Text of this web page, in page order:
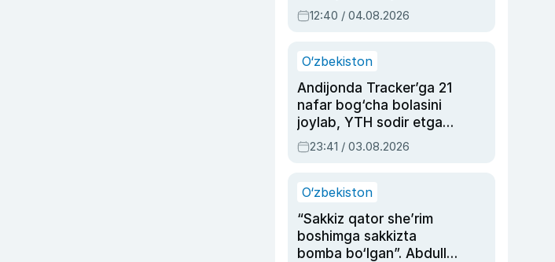
intellektni boshqara
olmay qolishidan xavotir
12:40 / 04.08.2026
O‘zbekiston
Andijonda Tracker’ga 21
nafar bog‘cha bolasini
joylab, YTH sodir etgan
ayolga sud hukmi o‘qildi
23:41 / 03.08.2026
O‘zbekiston
“Sakkiz qator she’rim
boshimga sakkizta
bomba bo‘lgan”. Abdulla